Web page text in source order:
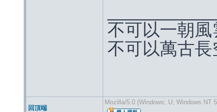
不可以一朝
不可以萬古
回頂端
Mozilla/5.0 (Windows; U; Windows NT